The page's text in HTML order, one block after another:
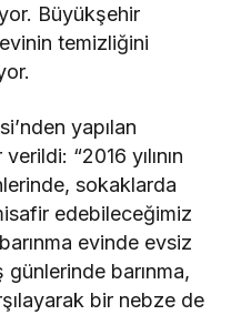
Büyükşehir
temizliğini
yapılan
“2016 yılının
sokaklarda
edebileceğimiz
evinde evsiz
günlerinde barınma,
bir nebze de